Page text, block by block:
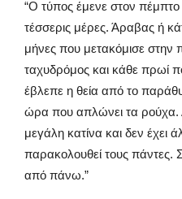
“Ο τύπος έμενε στον πέμπτο
τέσσερις μέρες. Άραβας ή
μήνες που μετακόμισε στην
ταχυδρόμος και κάθε πρωί
έβλεπε η θεία από το
ώρα που απλώνει τα ρούχα.
μεγάλη κατίνα και δεν έχει
παρακολουθεί τους πάντες.
από πάνω.”